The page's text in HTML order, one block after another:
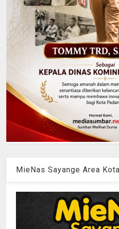
MieNas Sayange Area